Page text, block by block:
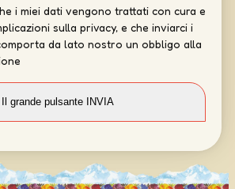
i miei dati vengono trattati con cura e
sulla privacy, e che inviarci i
da lato nostro un obbligo alla